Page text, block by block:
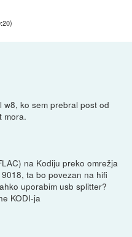
)
w8, ko sem prebral post od
mora.
na Kodiju preko omrežja
ta bo povezan na hifi
uporabim usb splitter?
KODI-ja